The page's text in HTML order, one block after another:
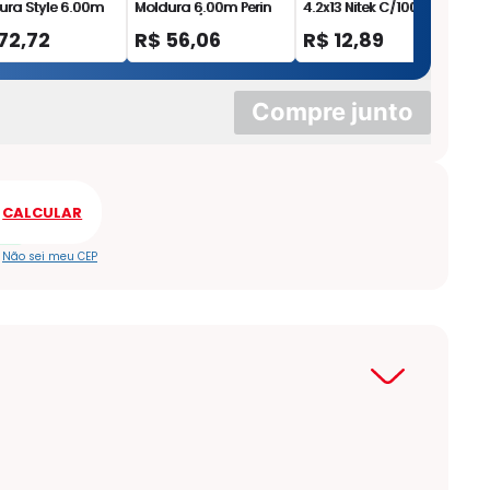
Style 6.00m
Branco
- 16513
,72
Moldura 6.00m Perin
Branco 6/8mm - 16511
R$ 56,06
4.2x13 Nitek C/100
R$ 12,89
Compre junto
Não sei meu CEP